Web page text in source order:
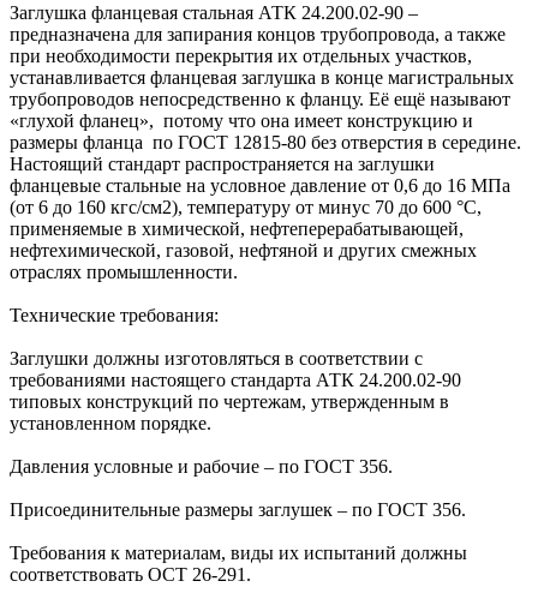
Заглушка фланцевая стальная АТК 24.200.02-90 –
предназначена для запирания концов трубопровода, а также
при необходимости перекрытия их отдельных участков,
устанавливается фланцевая заглушка в конце магистральных
трубопроводов непосредственно к фланцу. Её ещё называют
«глухой фланец», потому что она имеет конструкцию и
размеры фланца по ГОСТ 12815-80 без отверстия в середине.
Настоящий стандарт распространяется на заглушки
фланцевые стальные на условное давление от 0,6 до 16 МПа
(от 6 до 160 кгс/см2), температуру от минус 70 до 600 °С,
применяемые в химической, нефтеперерабатывающей,
нефтехимической, газовой, нефтяной и других смежных
отраслях промышленности.
Технические требования:
Заглушки должны изготовляться в соответствии с
требованиями настоящего стандарта АТК 24.200.02-90
типовых конструкций по чертежам, утвержденным в
установленном порядке.
Давления условные и рабочие – по ГОСТ 356.
Присоединительные размеры заглушек – по ГОСТ 356.
Требования к материалам, виды их испытаний должны
соответствовать ОСТ 26-291.